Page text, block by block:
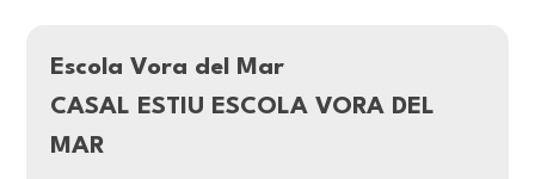
Escola Vora del Mar
CASAL ESTIU ESCOLA VORA DEL
MAR